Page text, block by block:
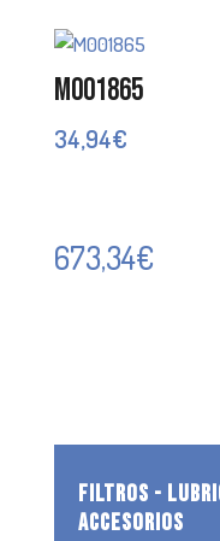
M001865
34,94€
673,34€
FILTROS -
ACCESORIOS